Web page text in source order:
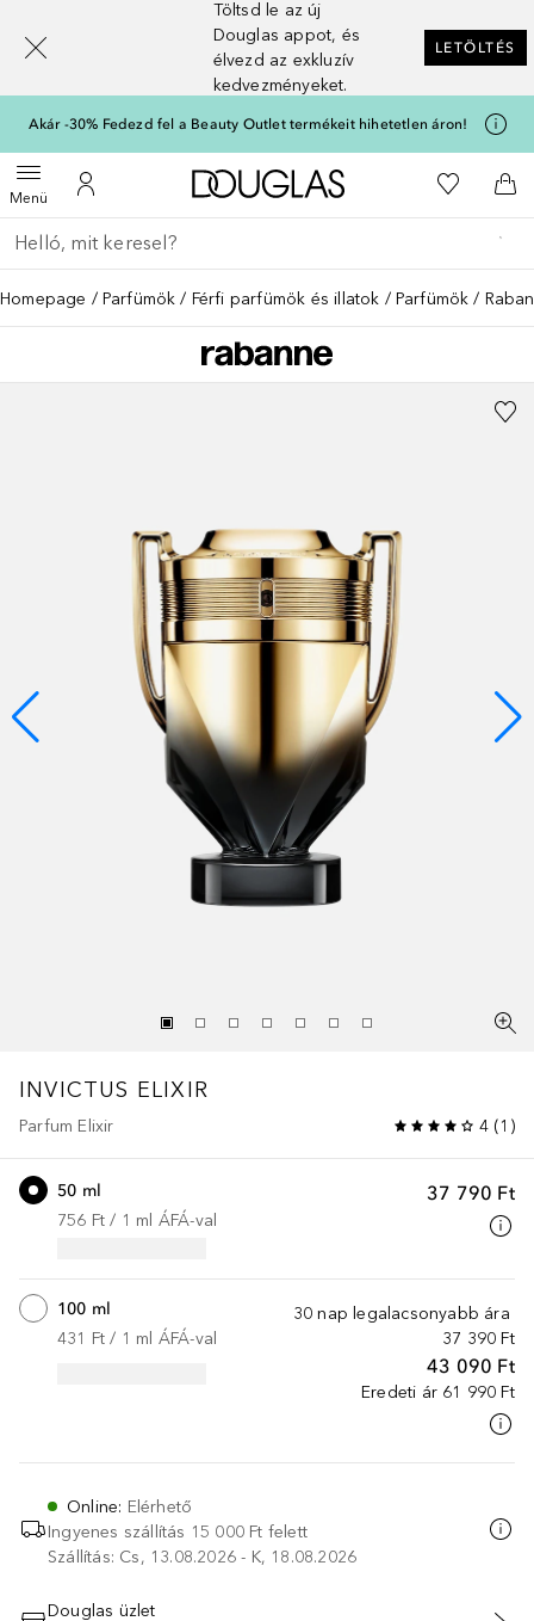
Töltsd le az új
Douglas appot, és
élvezd az exkluzív
kedvezményeket.
LETÖLTÉS
Akár -30% Fedezd fel a Beauty Outlet termékeit hihetetlen áron!
MenüMenü megnyitása
A fiókomhoz
A Douglas Főoldalra
A
Menj vissza
Keresés végrehajtása
Homepage Parfümök Férfi parfümök és illatok Parfümök
INVICTUS ELIXIR
Parfum Elixir 4 (1 )
37 790 Ft
50 ml
756 Ft / 1 ml ÁFÁ-val
30 nap legalacsonyabb ára
37 390 Ft
43 090 Ft
Eredeti ár 61 990 Ft
100 ml
431 Ft / 1 ml ÁFÁ-val
Online: Elérhető
Ingyenes szállítás 15 000 Ft felett
Szállítás: Cs, 13.08.2026 - K, 18.08.2026
Douglas üzlet
[navigation.slideout.screenreader]